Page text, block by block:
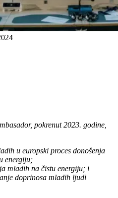
pokrenut 2023. godine,
u europski proces donošenja
energiju;
mladih na čistu energiju; i
doprinosa mladih ljudi